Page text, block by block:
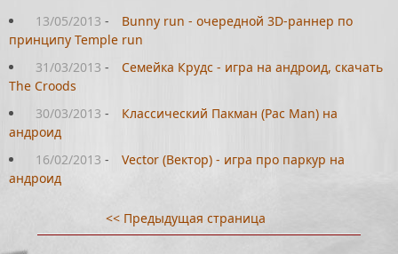
13/05/2013 -
Bunny run - очередной 3D-раннер по
принципу Temple run
31/03/2013 -
Семейка Крудс - игра на андроид, скачать
The Croods
30/03/2013 -
Классический Пакман (Pac Man) на
андроид
16/02/2013 -
Vector (Вектор) - игра про паркур на
андроид
<< Предыдущая страница